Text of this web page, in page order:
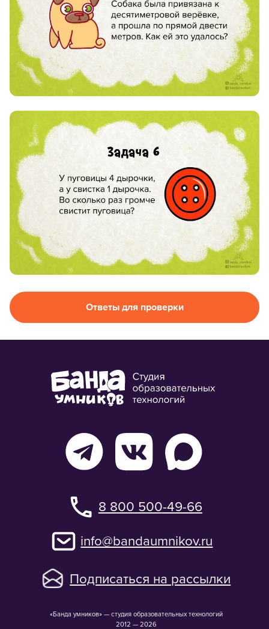
Ответы для проверки
8 800 500-49-66
«Банда умников» — студия образовательных технологий
Подписаться на рассылки